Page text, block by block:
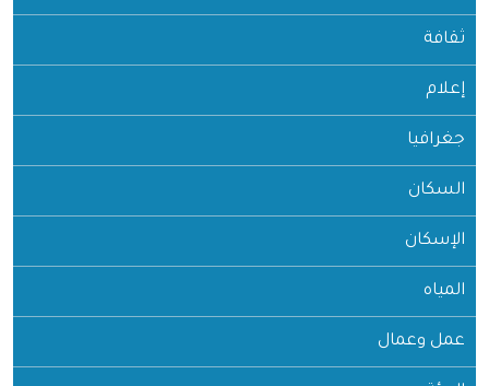
ثقافة
إعلام
جغرافيا
السكان
الإسكان
المياه
عمل وعمال